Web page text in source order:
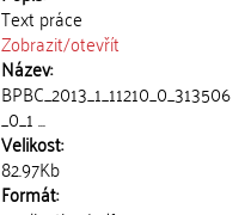
Text práce
Zobrazit/otevřít
Název:
BPBC_2013_1_11210_0_313506
_0_1 ...
Velikost:
82.97Kb
Formát: